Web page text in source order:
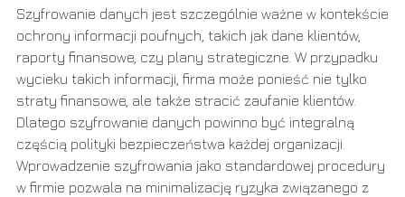
Szyfrowanie danych jest szczególnie ważne w kontekście
ochrony informacji poufnych, takich jak dane klientów,
raporty finansowe, czy plany strategiczne. W przypadku
wycieku takich informacji, firma może ponieść nie tylko
straty finansowe, ale także stracić zaufanie klientów.
Dlatego szyfrowanie danych powinno być integralną
częścią polityki bezpieczeństwa każdej organizacji.
Wprowadzenie szyfrowania jako standardowej procedury
w firmie pozwala na minimalizację ryzyka związanego z